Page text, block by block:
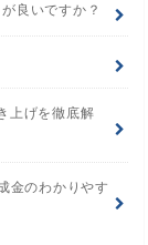
良いですか？
上げを徹底解
金のわかりやす